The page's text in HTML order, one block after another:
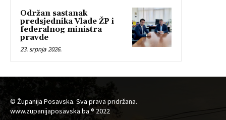
Održan sastanak
predsjednika Vlade ŽP i
federalnog ministra
pravde
23. srpnja 2026.
© Županija Posavska. Sva prava pridržana.
www.zupanijaposavska.ba ® 2022